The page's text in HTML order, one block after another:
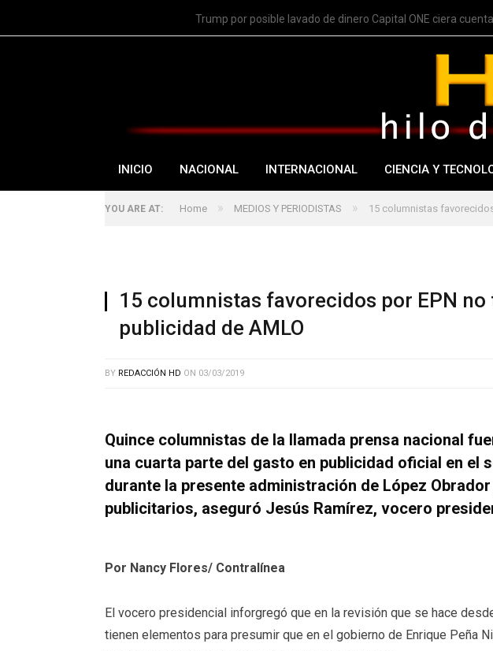
Trump por posible lavado de dinero Capital ONE ciera
INICIO NACIONAL INTERNACIONAL CIENCIA Y
YOU ARE AT: Home » MEDIOS Y PERIODISTAS » 15 columnistas
15 columnistas favorecidos por EPN no
publicidad de AMLO
BY REDACCIÓN HD ON 03/03/2019
Quince columnistas de la llamada prensa nacional
una cuarta parte del gasto en publicidad oficial en el
durante la presente administración de López
publicitarios, aseguró Jesús Ramírez, vocero
Por Nancy Flores/ Contralínea
El vocero presidencial inforgregó que en la revisión que se hace
tienen elementos para presumir que en el gobierno de Enrique Peña